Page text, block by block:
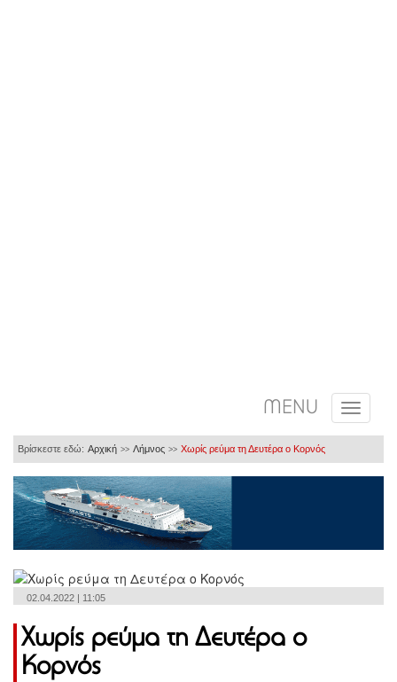
MENU
Βρίσκεστε εδώ: Αρχική >> Λήμνος >> Χωρίς ρεύμα τη Δευτέρα ο Κορνός
02.04.2022 | 11:05
Χωρίς ρεύμα τη Δευτέρα ο
Κορνός